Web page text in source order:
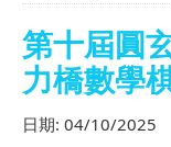
第十屆圓
力橋數學
日期: 04/10/2025